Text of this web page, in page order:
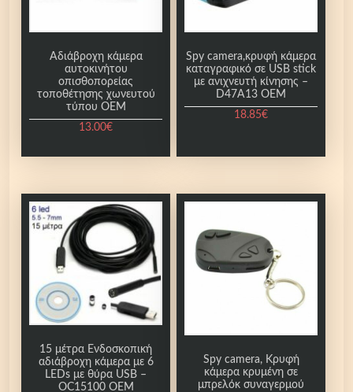
Αδιάβροχη κάμερα
αυτοκινήτου
οπισθοπορείας
τοποθέτησης χωνευτού
τύπου OEM
13.00€
Spy camera,κρυφή κάμερα
καταγραφικό σε USB stick
με ανιχνευτή κίνησης –
D47A13 OEM
18.85€
15 μέτρα Ενδοσκοπική
αδιάβροχη κάμερα με 6
LEDs με θύρα USB –
OC15100 OEM
Spy camera, Κρυφή
κάμερα κρυμένη σε
μπρελόκ συναγερμού